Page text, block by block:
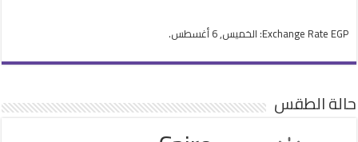
Exchange Rate EGP : الخميس, 6 أغسطس.
حالة الطقس